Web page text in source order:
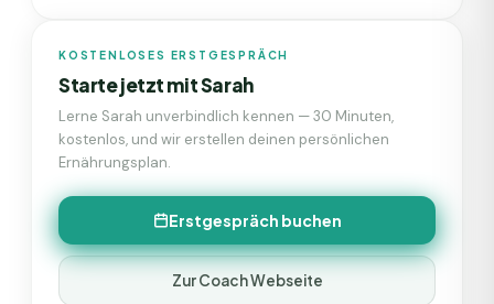
KOSTENLOSES ERSTGESPRÄCH
Starte jetzt mitSarah
Lerne Sarah unverbindlich kennen — 30 Minuten,
kostenlos, und wir erstellen deinen persönlichen
Ernährungsplan.
Erstgespräch buchen
Zur Coach Webseite